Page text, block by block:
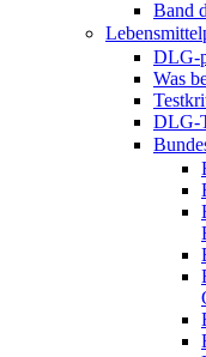
Band
DLG-
Was
DLG-